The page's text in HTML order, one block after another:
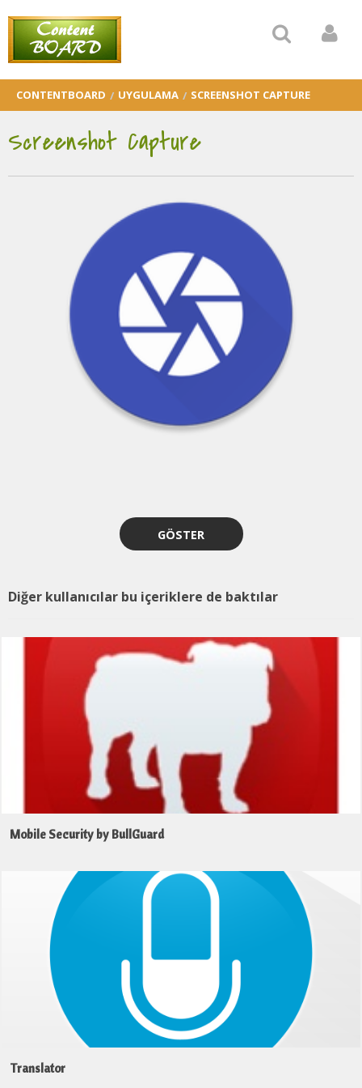
CONTENTBOARD UYGULAMA SCREENSHOT CAPTURE
Screenshot Capture
GÖSTER
Diğer kullanıcılar bu içeriklere de baktılar
Mobile Security by BullGuard
Translator